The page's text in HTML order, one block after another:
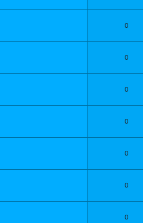
0
0
0
0
0
0
0